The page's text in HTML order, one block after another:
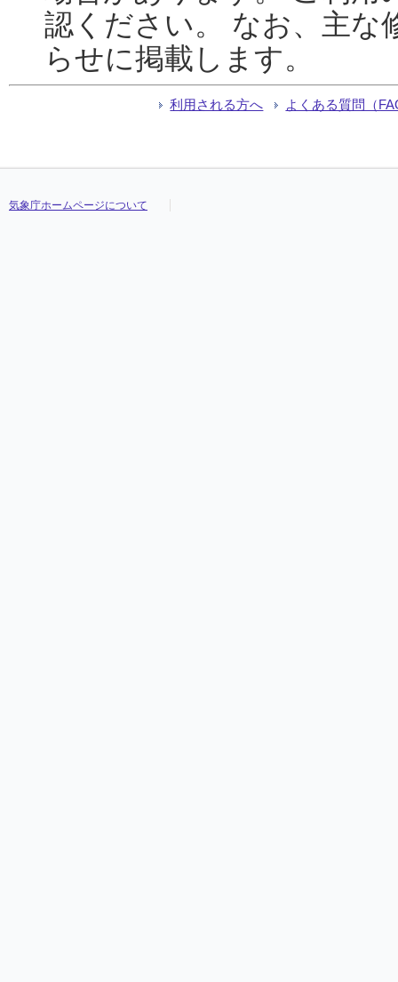
認ください。 なお、主な
らせに掲載します。
利用される方へ よくある質問（
気象庁ホームページについて